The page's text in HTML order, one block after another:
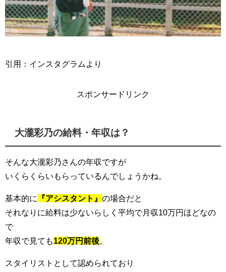
引用：インスタグラムより
スポンサードリンク
大瀧彩乃の給料・年収は？
そんな大瀧彩乃さんの年収ですが
いくらくらいもらっているんでしょうかね。
基本的に 『アシスタント』 の場合だと
それなりに給料は少ないらしく平均で月収10万円ほどなの
で
年収で見ても120万円前後
スタイリストとして認められており